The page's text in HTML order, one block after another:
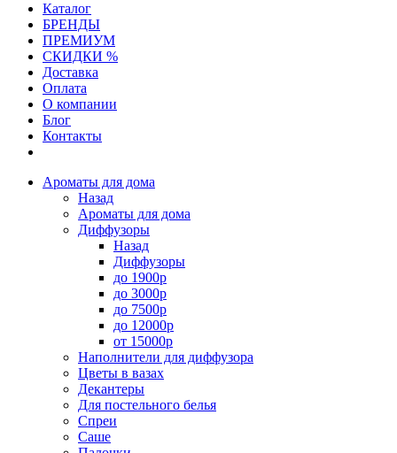
Каталог
БРЕНДЫ
ПРЕМИУМ
СКИДКИ %
Доставка
Оплата
О компании
Блог
Контакты
Ароматы для дома
Назад
Ароматы для дома
Диффузоры
Назад
Диффузоры
до 1900р
до 3000р
до 7500р
до 12000р
от 15000р
Наполнители для диффузора
Цветы в вазах
Декантеры
Для постельного белья
Спреи
Саше